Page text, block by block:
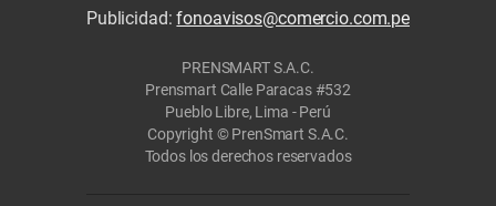
Publicidad:fonoavisos@comercio.com.pe
PRENSMART S.A.C.
Prensmart Calle Paracas #532
Pueblo Libre, Lima - Perú
Copyright © PrenSmart S.A.C.
Todos los derechos reservados